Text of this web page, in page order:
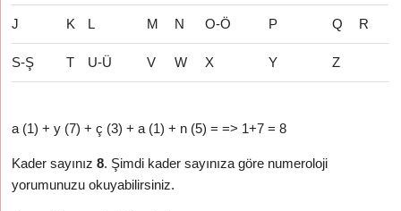
J K L M N O-Ö P Q R
S-Ş T U-Ü V W X Y Z
a (1) + y (7) + ç (3) + a (1) + n (5) = => 1+7 = 8
Kader sayınız8. Şimdi kader sayınıza göre numeroloji
yorumunuzu okuyabilirsiniz.